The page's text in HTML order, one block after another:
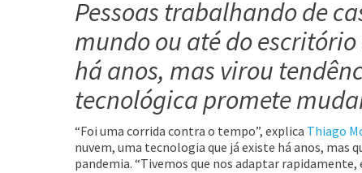
Pessoas trabalhando de
mundo ou até do
há anos, mas virou
tecnológica promete
“Foi uma corrida contra o tempo”, explica Thiago
nuvem, uma tecnologia que já existe há anos, mas
pandemia. “Tivemos que nos adaptar